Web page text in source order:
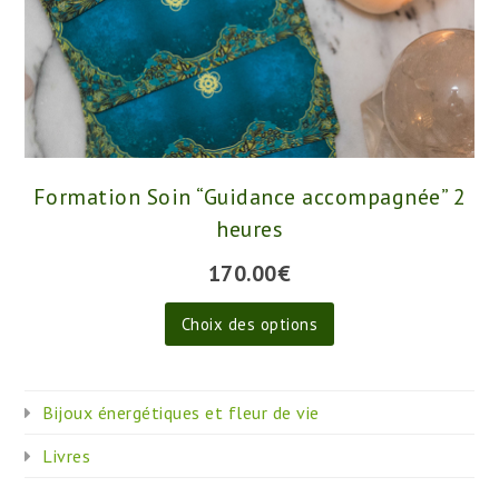
du
produit
Formation Soin “Guidance accompagnée” 2
heures
170.00€
Choix des options
Ce
Bijoux énergétiques et fleur de vie
Livres